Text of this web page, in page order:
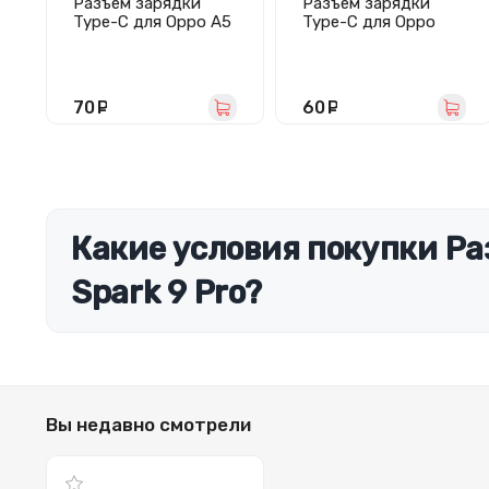
Type-C для Oppo A5
70
Type-C для Oppo
60
Какие условия покупки
Spark 9 Pro?
Вы недавно смотрели